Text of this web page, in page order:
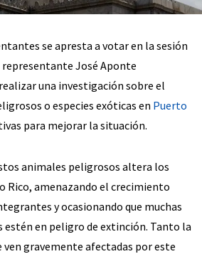
se apresta a votar en la sesión
representante José Aponte
una investigación sobre el
o especies exóticas en Puerto
para mejorar la situación.
animales peligrosos altera los
Rico, amenazando el crecimiento
y ocasionando que muchas
estén en peligro de extinción. Tanto la
gravemente afectadas por este